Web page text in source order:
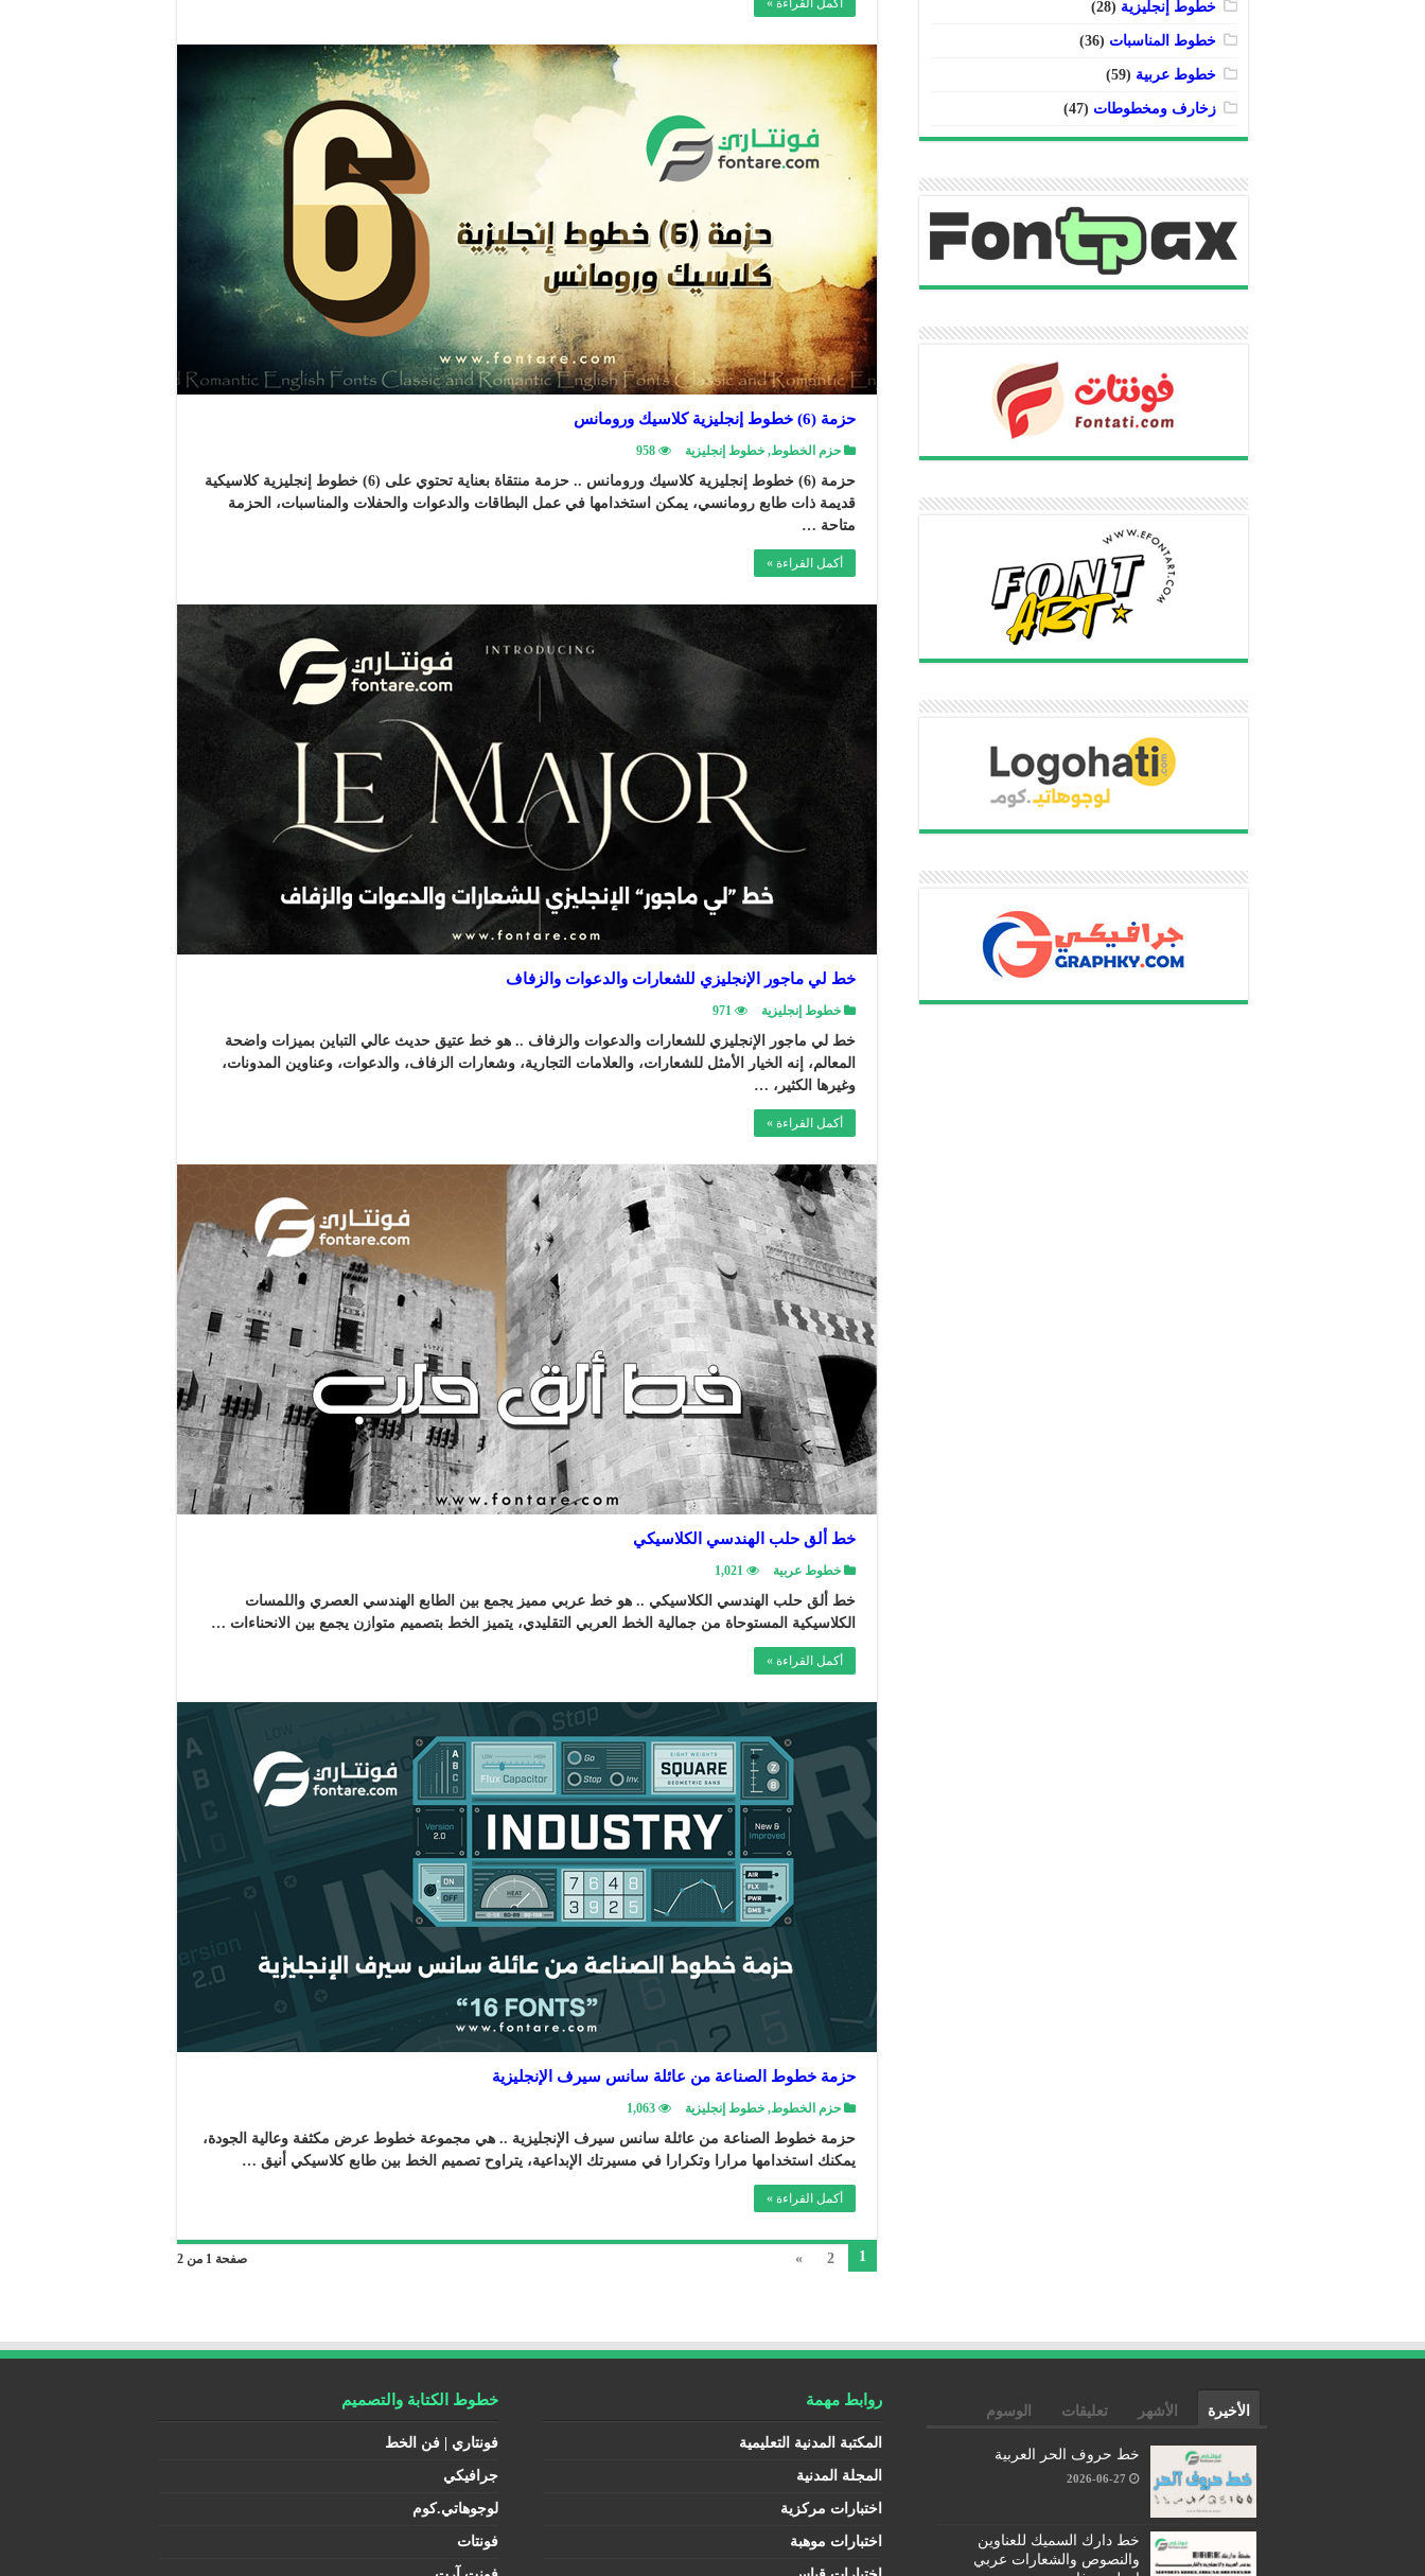
أكمل القراءة »
حزمة (6) خطوط إنجليزية كلاسيك ورومانس
حزم الخطوط, خطوط إنجليزية 958
حزمة (6) خطوط إنجليزية كلاسيك ورومانس .. حزمة منتقاة بعناية تحتوي على (6) خطوط إنجليزية كلاسيكية
قديمة ذات طابع رومانسي، يمكن استخدامها في عمل البطاقات والدعوات والحفلات والمناسبات، الحزمة
متاحة …
أكمل القراءة »
خط لي ماجور الإنجليزي للشعارات والدعوات والزفاف
خطوط إنجليزية 971
خط لي ماجور الإنجليزي للشعارات والدعوات والزفاف .. هو خط عتيق حديث عالي التباين بميزات واضحة
المعالم، إنه الخيار الأمثل للشعارات، والعلامات التجارية، وشعارات الزفاف، والدعوات، وعناوين المدونات،
وغيرها الكثير، …
أكمل القراءة »
خط ألق حلب الهندسي الكلاسيكي
خطوط عربية 1,021
خط ألق حلب الهندسي الكلاسيكي .. هو خط عربي مميز يجمع بين الطابع الهندسي العصري واللمسات
الكلاسيكية المستوحاة من جمالية الخط العربي التقليدي، يتميز الخط بتصميم متوازن يجمع بين الانحناءات …
أكمل القراءة »
حزمة خطوط الصناعة من عائلة سانس سيرف الإنجليزية
حزم الخطوط, خطوط إنجليزية 1,063
حزمة خطوط الصناعة من عائلة سانس سيرف الإنجليزية .. هي مجموعة خطوط عرض مكثفة وعالية الجودة،
يمكنك استخدامها مرارا وتكرارا في مسيرتك الإبداعية، يتراوح تصميم الخط بين طابع كلاسيكي أنيق …
أكمل القراءة »
صفحة 1 من 2 1
2
»
خطوط إنجليزية (28)
خطوط المناسبات (36)
خطوط عربية (59)
زخارف ومخطوطات (47)
الأخيرة الأشهر تعليقات الوسوم
خط حروف الحر العربية
2026-06-27
خط دارك السميك للعناوين
والنصوص والشعارات عربي
روابط مهمة
المكتبة المدنية التعليمية
المجلة المدنية
اختبارات مركزية
اختبارات موهبة
خطوط الكتابة والتصميم
فونتاري | فن الخط
جرافيكي
لوجوهاتي.كوم
فونتات